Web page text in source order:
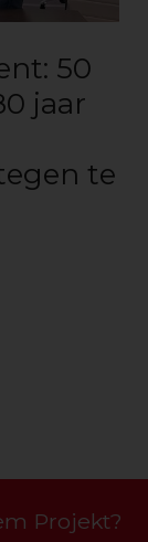
50
jaar
te
Projekt?